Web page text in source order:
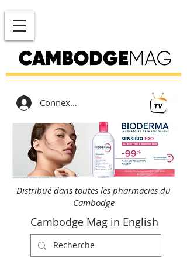
Connexion
Distribué dans toutes les pharmacies du
Cambodge
Cambodge Mag in English